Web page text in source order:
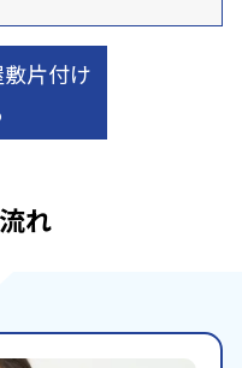
片付け
れ